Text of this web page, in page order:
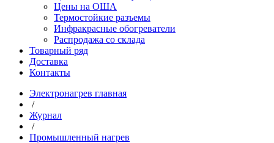
Цены на ОША
Термостойкие разъемы
Инфракрасные обогреватели
Распродажа со склада
Товарный ряд
Доставка
Контакты
Электронагрев главная
/
Журнал
/
Промышленный нагрев